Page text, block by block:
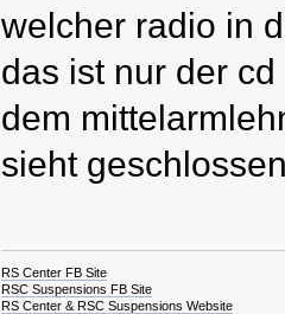
welcher radio in
das ist nur der
dem
sieht
RS Center FB Site
RSC Suspensions FB Site
RS Center & RSC Suspensions Website